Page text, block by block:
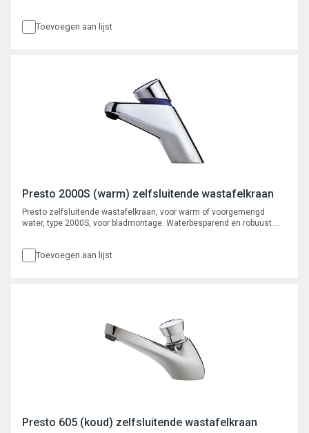
Toevoegen aan lijst
Presto 2000S (warm) zelfsluitende wastafelkraan
Presto zelfsluitende wastafelkraan, voor warm of voorgemengd
water, type 2000S, voor bladmontage. Waterbesparend en robuust.
Toevoegen aan lijst
Presto 605 (koud) zelfsluitende wastafelkraan